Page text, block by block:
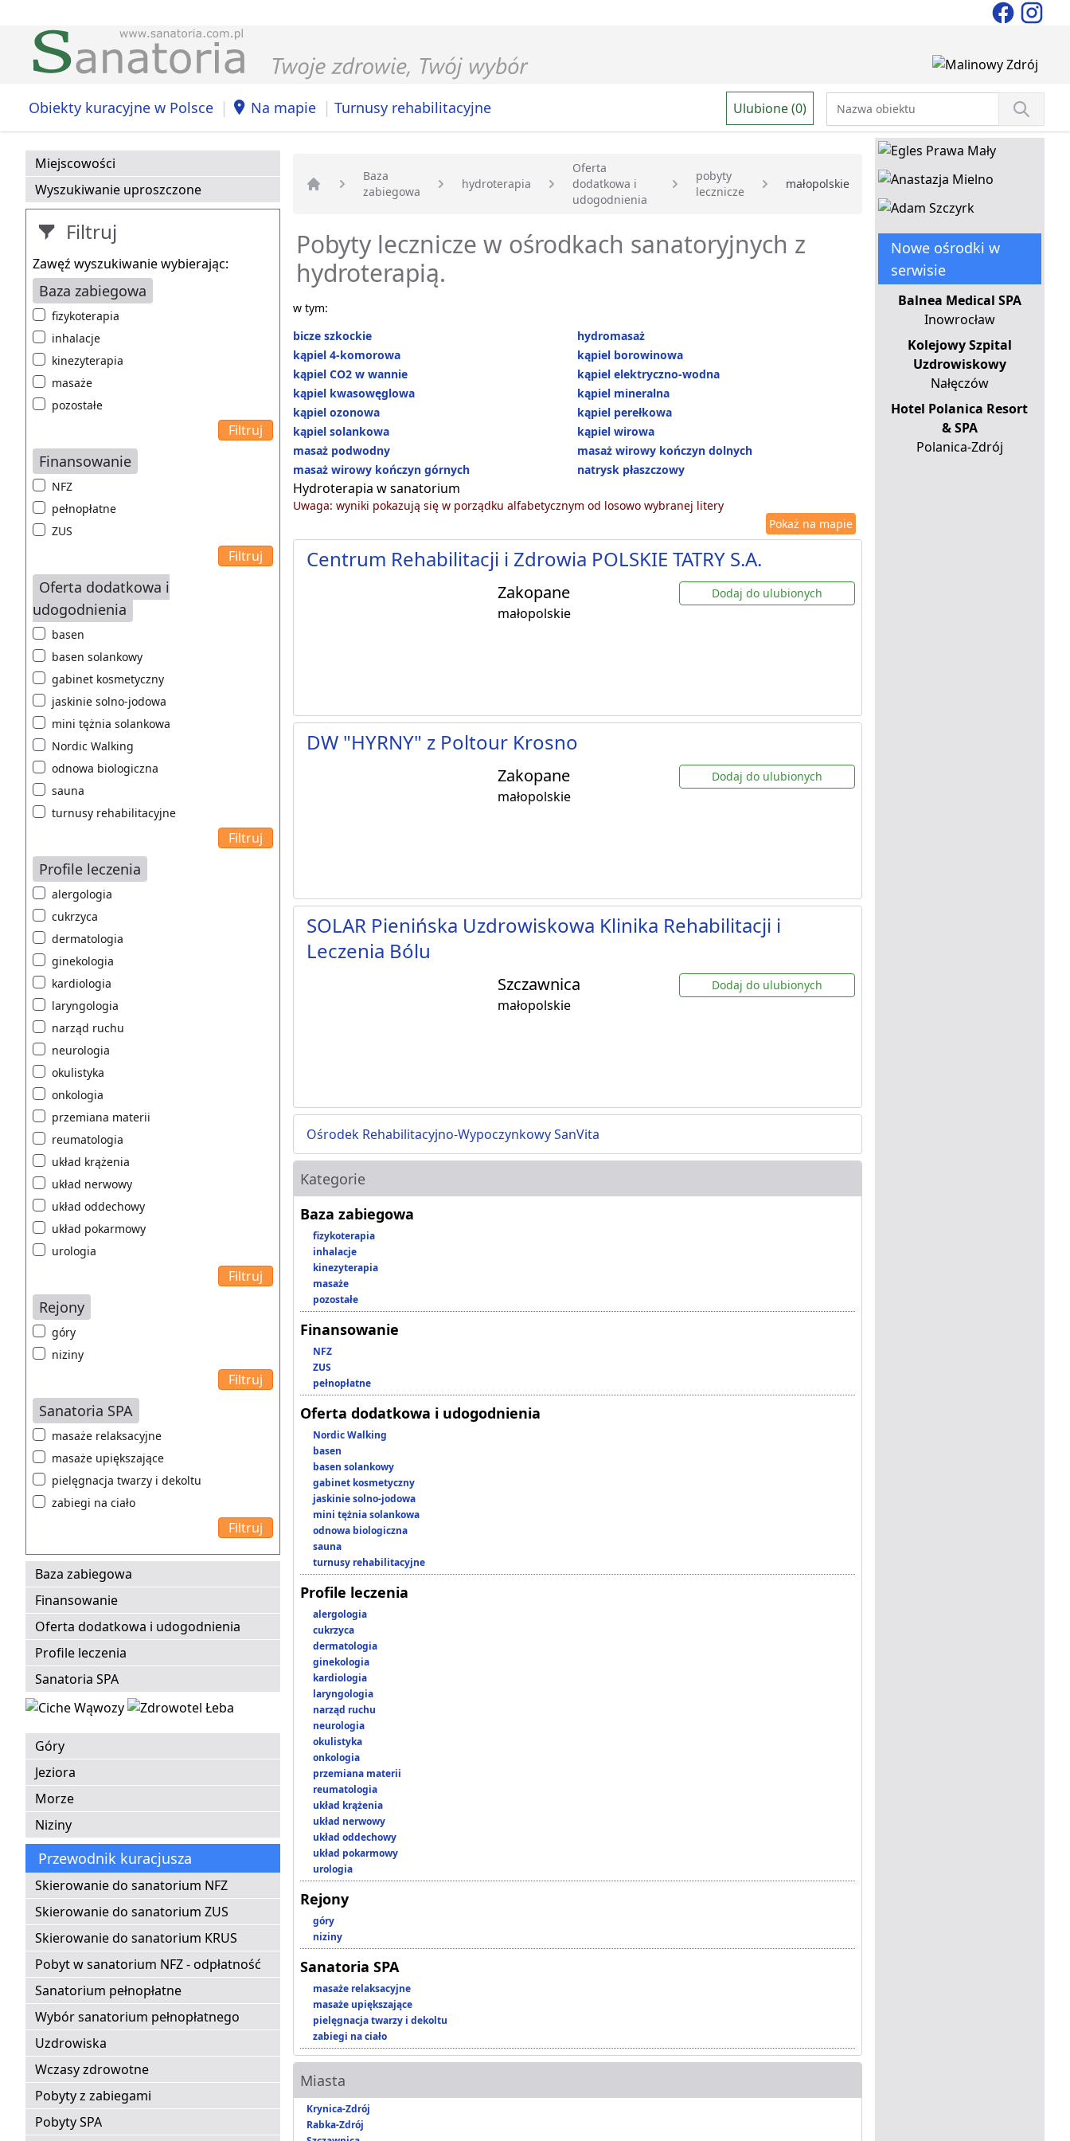
Obiekty kuracyjne w Polsce | Na mapie | Turnusy rehabilitacyjne Ulubione (0)
Miejscowości
Wyszukiwanie uproszczone
Filtruj
Zawęź wyszukiwanie wybierając:
Baza zabiegowa
fizykoterapia
inhalacje
kinezyterapia
masaże
pozostałe
Finansowanie
NFZ
pełnopłatne
ZUS
Oferta dodatkowa i
udogodnienia
basen
basen solankowy
gabinet kosmetyczny
jaskinie solno-jodowa
mini tężnia solankowa
Nordic Walking
odnowa biologiczna
sauna
turnusy rehabilitacyjne
Profile leczenia
alergologia
cukrzyca
dermatologia
ginekologia
kardiologia
laryngologia
narząd ruchu
neurologia
okulistyka
onkologia
przemiana materii
reumatologia
układ krążenia
układ nerwowy
układ oddechowy
układ pokarmowy
urologia
Rejony
góry
niziny
Sanatoria SPA
masaże relaksacyjne
masaże upiększające
pielęgnacja twarzy i dekoltu
zabiegi na ciało
Baza zabiegowa
Finansowanie
Oferta dodatkowa i udogodnienia
Profile leczenia
Sanatoria SPA
Góry
Jeziora
Morze
Niziny
Przewodnik kuracjusza
Skierowanie do sanatorium NFZ
Skierowanie do sanatorium ZUS
Skierowanie do sanatorium KRUS
Pobyt w sanatorium NFZ - odpłatność
Sanatorium pełnopłatne
Wybór sanatorium pełnopłatnego
Uzdrowiska
Wczasy zdrowotne
Pobyty z zabiegami
Pobyty SPA
Strona główna
Baza
zabiegowa
hydroterapia
Oferta
dodatkowa i
udogodnienia
pobyty
lecznicze
małopolskie
Pobyty lecznicze w ośrodkach sanatoryjnych z
hydroterapią.
w tym:
bicze szkockie
hydromasaż
kąpiel 4-komorowa
kąpiel borowinowa
kąpiel CO2 w wannie
kąpiel elektryczno-wodna
kąpiel kwasowęglowa
kąpiel mineralna
kąpiel ozonowa
kąpiel perełkowa
kąpiel solankowa
kąpiel wirowa
masaż podwodny
masaż wirowy kończyn dolnych
masaż wirowy kończyn górnych
natrysk płaszczowy
Hydroterapia w sanatorium
Uwaga: wyniki pokazują się w porządku alfabetycznym od losowo wybranej litery
Pokaż na mapie
Centrum Rehabilitacji i Zdrowia POLSKIE TATRY S.A.
Zakopane
małopolskie
Dodaj do ulubionych
DW "HYRNY" z Poltour Krosno
Zakopane
małopolskie
Dodaj do ulubionych
SOLAR Pienińska Uzdrowiskowa Klinika Rehabilitacji i
Leczenia Bólu
Szczawnica
małopolskie
Dodaj do ulubionych
Ośrodek Rehabilitacyjno-Wypoczynkowy SanVita
Kategorie
Baza zabiegowa
fizykoterapia
inhalacje
kinezyterapia
masaże
pozostałe
Finansowanie
NFZ
ZUS
pełnopłatne
Oferta dodatkowa i udogodnienia
Nordic Walking
basen
basen solankowy
gabinet kosmetyczny
jaskinie solno-jodowa
mini tężnia solankowa
odnowa biologiczna
sauna
turnusy rehabilitacyjne
Profile leczenia
alergologia
cukrzyca
dermatologia
ginekologia
kardiologia
laryngologia
narząd ruchu
neurologia
okulistyka
onkologia
przemiana materii
reumatologia
układ krążenia
układ nerwowy
układ oddechowy
układ pokarmowy
urologia
Rejony
góry
niziny
Sanatoria SPA
masaże relaksacyjne
masaże upiększające
pielęgnacja twarzy i dekoltu
zabiegi na ciało
Miasta
Krynica-Zdrój
Rabka-Zdrój
Nowe ośrodki w
serwisie
Balnea Medical SPA
Inowrocław
Kolejowy Szpital
Uzdrowiskowy
Nałęczów
Hotel Polanica Resort
& SPA
Polanica-Zdrój